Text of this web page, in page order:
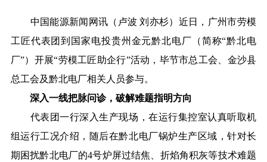
中国能源新闻网讯（ 卢波 刘亦杉）近日，广州市劳模
工匠代表团到国家电投贵州金元黔北电厂 （简称“黔北电
厂”） 开展“劳模工匠助企行”活动，毕节市总工会、金沙县
总工会及黔北电厂相关人员参与。
深入一线把脉问诊，破解难题指明方向
代表团一行深入生产现场，在运行集控室认真听取机
组运行工况介绍，随后在黔北电厂锅炉生产区域，针对长
期困扰黔北电厂的4号炉屏过结焦、折焰角积灰等技术难题